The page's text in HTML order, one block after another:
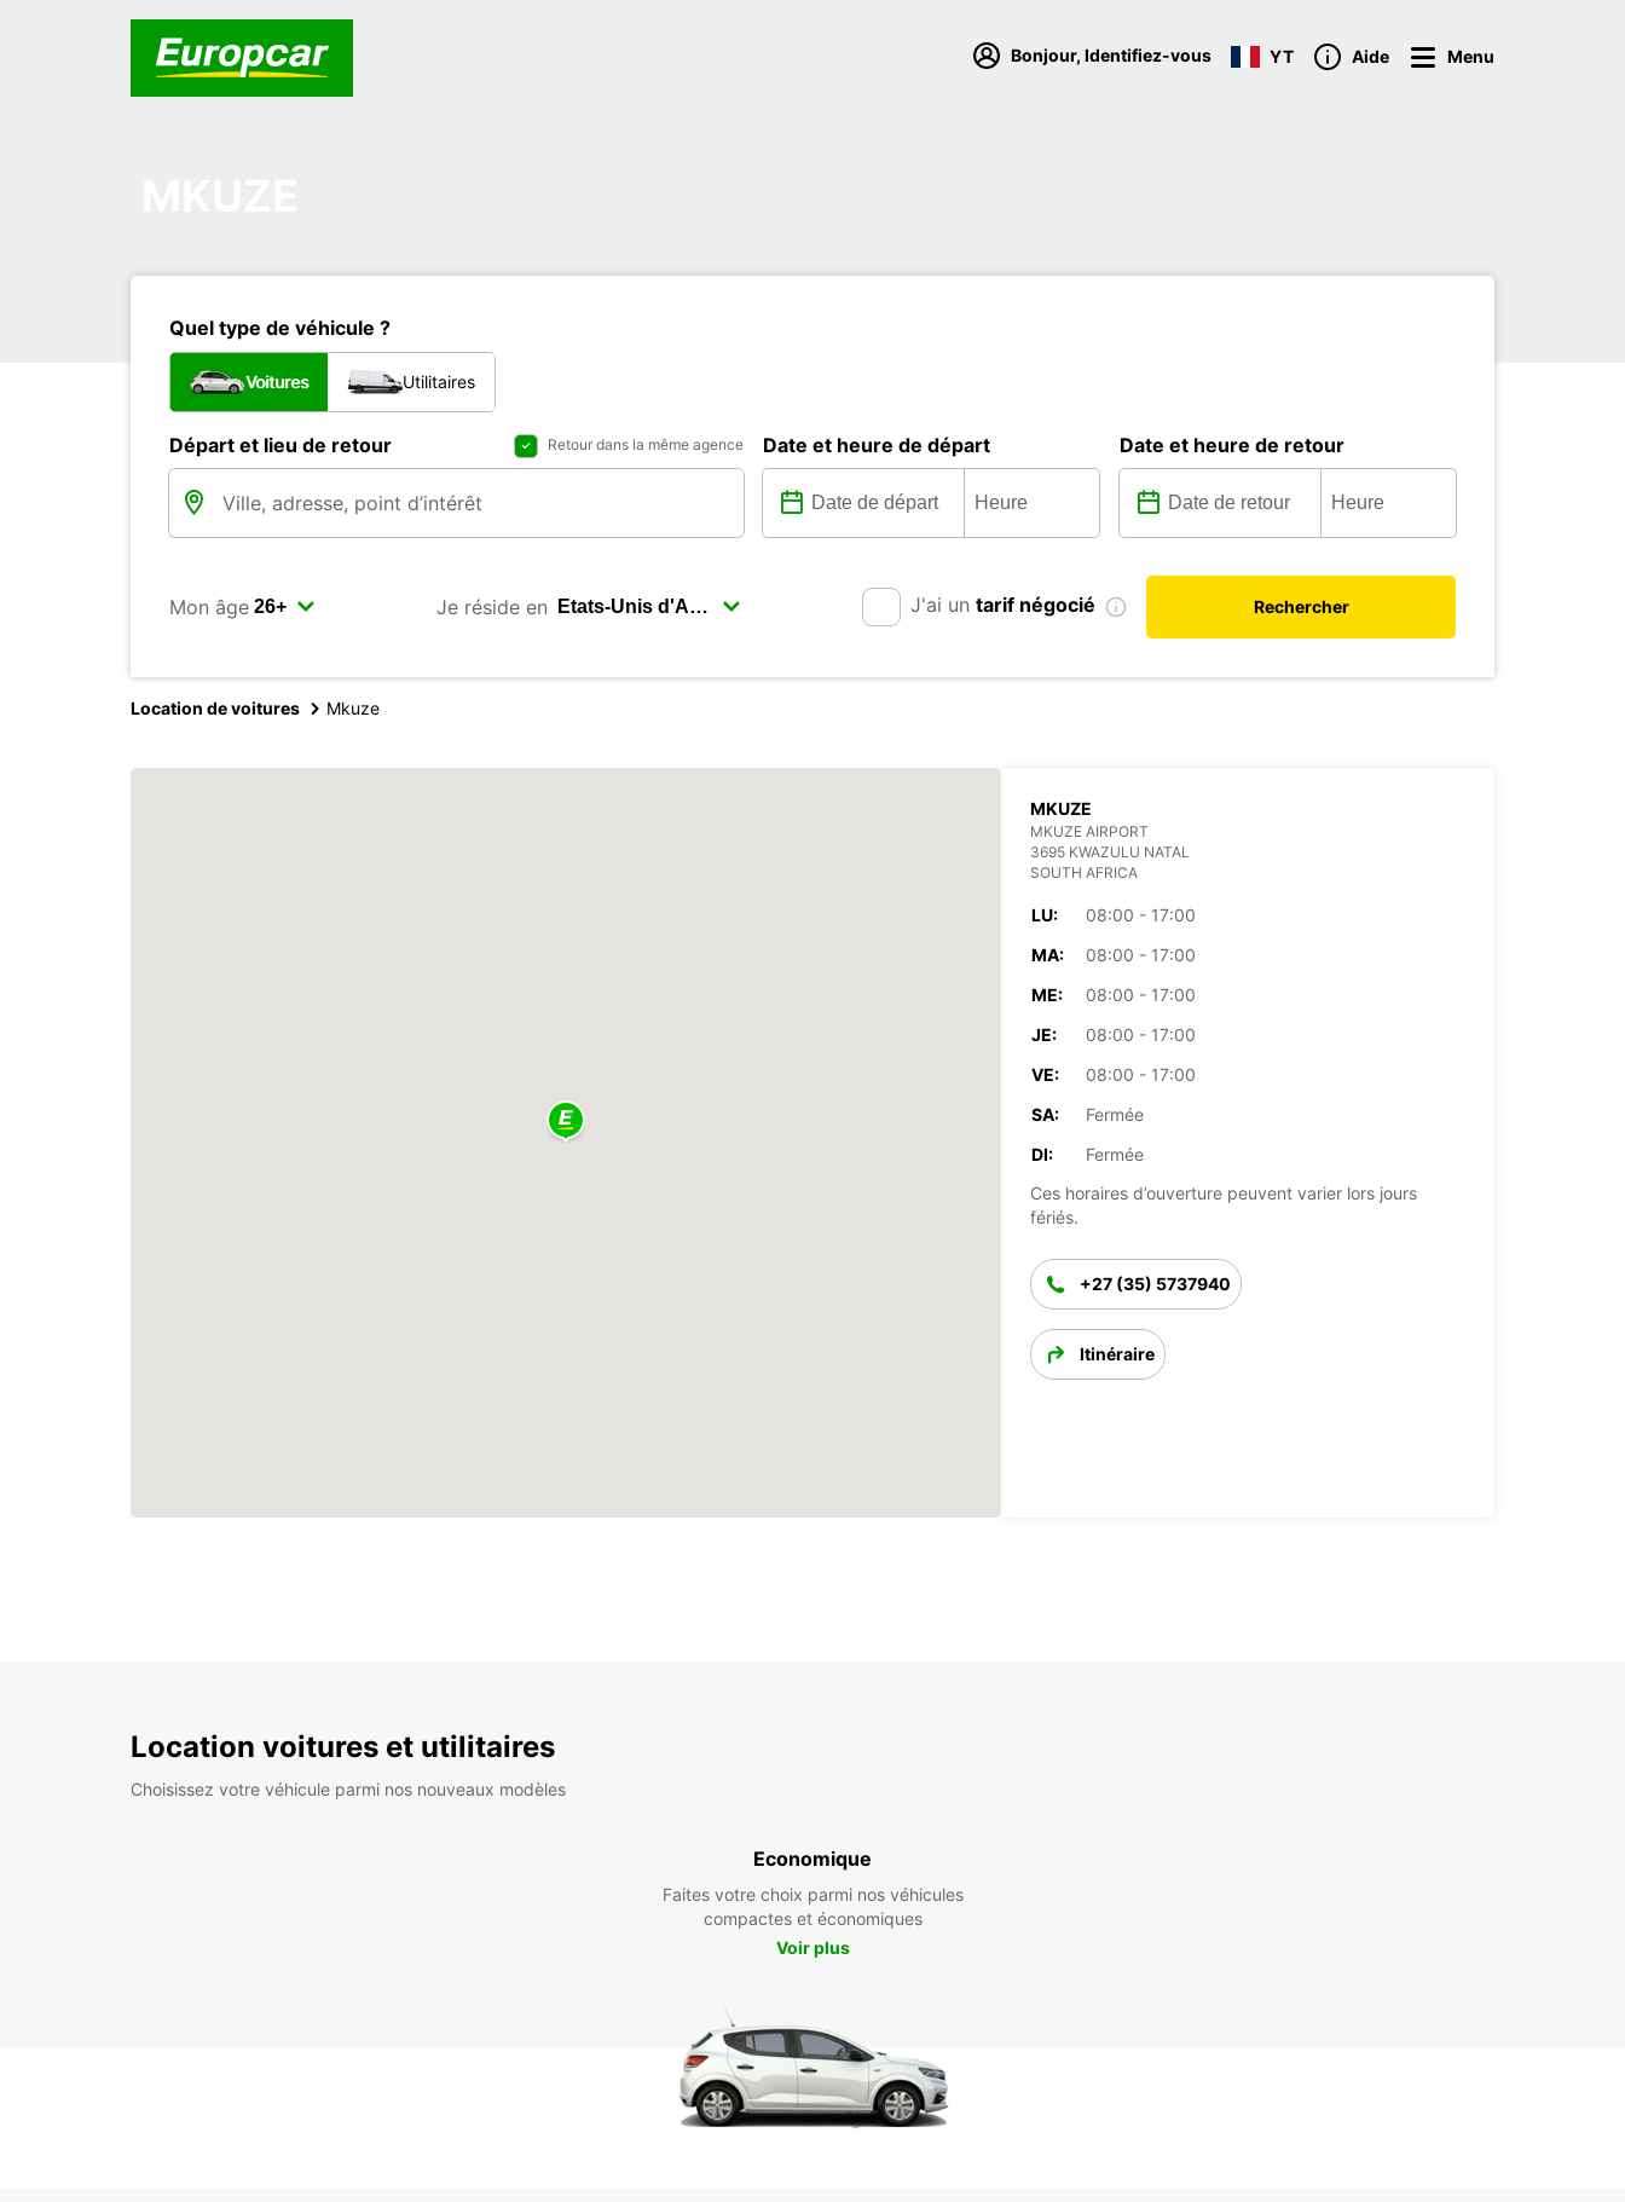
Bonjour, Identifiez-vous YT Aide Menu
Quel type de véhicule ?
Voitures Utilitaires
Départ et lieu de retour Retour dans la même agence Date et heure de départ Date et heure de retour
Mon âge Je réside en J'ai un tarif négocié Rechercher
Location de voitures Mkuze
MKUZE
MKUZE AIRPORT
3695 KWAZULU NATAL
SOUTH AFRICA
LU:
08:00 - 17:00
MA:
08:00 - 17:00
ME:
08:00 - 17:00
JE:
08:00 - 17:00
VE:
08:00 - 17:00
SA:
Fermée
DI:
Fermée
Ces horaires d’ouverture peuvent varier lors jours
fériés.
+27 (35) 5737940
Itinéraire
Location voitures et utilitaires
Choisissez votre véhicule parmi nos nouveaux modèles
Economique
Faites votre choix parmi nos véhicules
compactes et économiques
Voir plus